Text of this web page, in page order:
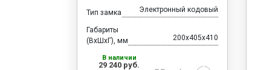
Тип замка Электронный кодовый
Габариты
(ВхШхГ), мм
200x405x410
В наличии
29 240 руб.